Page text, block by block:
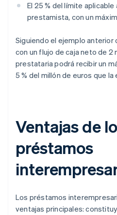
El 25 % del límite aplicable
prestamista, con un
Siguiendo el ejemplo
con un flujo de caja neto de 2
prestataria podrá recibir un
5 % del millón de euros que
Ventajas de
préstamos
Los préstamos
ventajas principales: